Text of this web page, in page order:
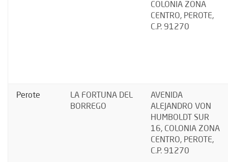
COLONIA ZONA
CENTRO, PEROTE,
C.P. 91270
Perote
LA FORTUNA DEL
BORREGO
AVENIDA
ALEJANDRO VON
HUMBOLDT SUR
16, COLONIA ZONA
CENTRO, PEROTE,
C.P. 91270